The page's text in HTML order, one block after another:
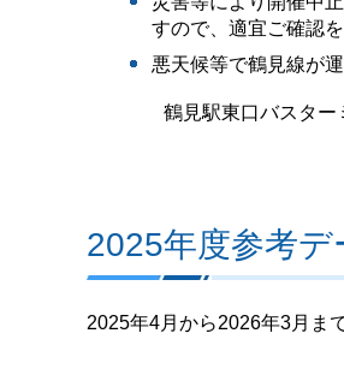
すので、適宜ご確認
悪天候等で鶴見線が
鶴見駅東口バスタ
2025年度参考デ
2025年4月から2026年3月ま